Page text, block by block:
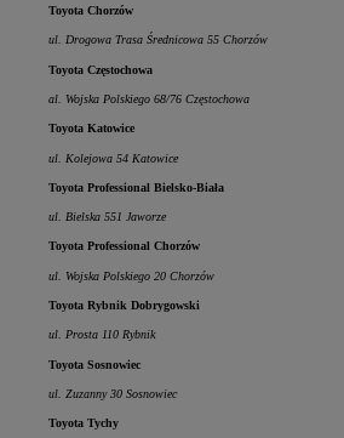
Toyota Chorzów
ul. Drogowa Trasa Średnicowa 55 Chorzów
Toyota Częstochowa
al. Wojska Polskiego 68/76 Częstochowa
Toyota Katowice
ul. Kolejowa 54 Katowice
Toyota Professional Bielsko-Biała
ul. Bielska 551 Jaworze
Toyota Professional Chorzów
ul. Wojska Polskiego 20 Chorzów
Toyota Rybnik Dobrygowski
ul. Prosta 110 Rybnik
Toyota Sosnowiec
ul. Zuzanny 30 Sosnowiec
Toyota Tychy